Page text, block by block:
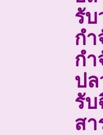
รั
ก
ก
ป
รั
ส